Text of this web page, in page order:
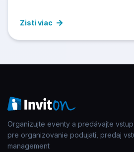
Zisti viac
Organizujte eventy a predávajte
pre organizovanie podujatí, predaj
management